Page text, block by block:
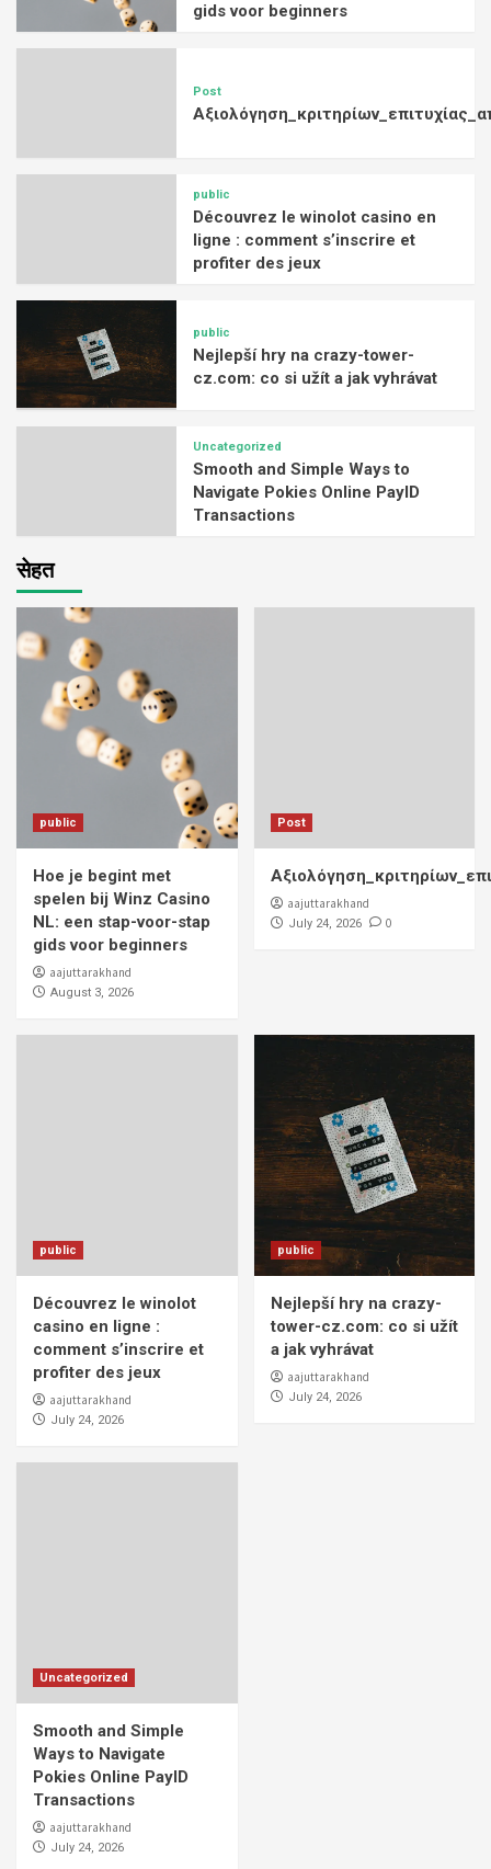
gids voor beginners
Post
public
Découvrez le winolot casino en
ligne : comment s’inscrire et
profiter des jeux
public
Nejlepší hry na crazy-tower-
cz.com: co si užít a jak vyhrávat
Uncategorized
Smooth and Simple Ways to
Navigate Pokies Online PayID
Transactions
सेहत
public
Hoe je begint met
spelen bij Winz Casino
NL: een stap-voor-stap
gids voor beginners
aajuttarakhand
August 3, 2026
Post
aajuttarakhand
July 24, 2026 0
public
Découvrez le winolot
casino en ligne :
comment s’inscrire et
profiter des jeux
aajuttarakhand
July 24, 2026
public
Nejlepší hry na crazy-
tower-cz.com: co si užít
a jak vyhrávat
aajuttarakhand
July 24, 2026
Uncategorized
Smooth and Simple
Ways to Navigate
Pokies Online PayID
Transactions
aajuttarakhand
July 24, 2026